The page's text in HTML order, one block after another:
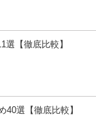
【徹底比較】
40選【徹底比較】